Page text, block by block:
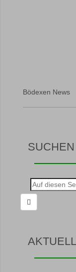
Bödexen News
SUCHEN
Suche
nach: